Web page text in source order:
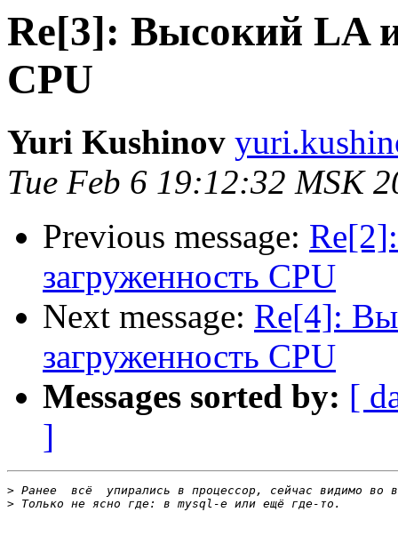
Re[3]: Высокий LA
CPU
Yuri Kushinov
Tue Feb 6 19:12:32 MSK
Previous message:
загруженность CPU
Next message: Re[4]:
загруженность CPU
Messages sorted by: [
]
>
>